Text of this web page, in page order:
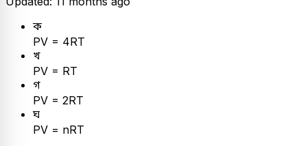
ক
PV = 4RT
খ
PV = RT
গ
PV = 2RT
ঘ
PV = nRT